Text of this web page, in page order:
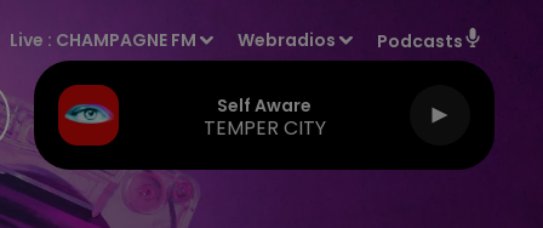
Live : CHAMPAGNE FM Webradios Podcasts
Self Aware
TEMPER CITY